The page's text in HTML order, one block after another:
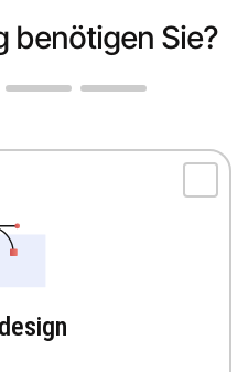
benötigen Sie?